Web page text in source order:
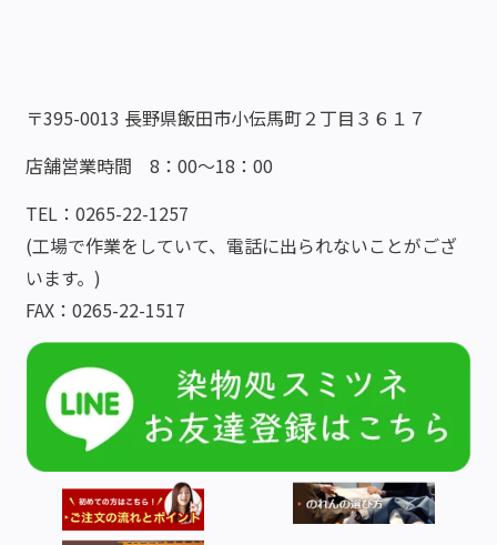
〒395-0013 長野県飯田市小伝馬町２丁目３６１７
店舗営業時間 8：00～18：00
TEL：0265-22-1257
(工場で作業をしていて、電話に出られないことがござ
います。)
FAX：0265-22-1517